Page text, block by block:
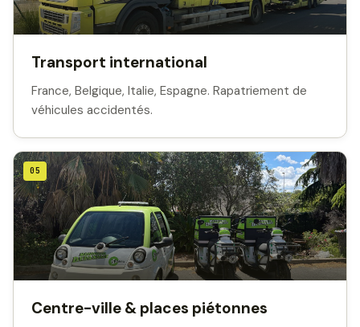
Transport international
France, Belgique, Italie, Espagne. Rapatriement de
véhicules accidentés.
05
Centre-ville & places piétonnes